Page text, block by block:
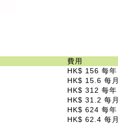
費用
HK$ 156 每年
HK$ 15.6 每月
HK$ 312 每年
HK$ 31.2 每月
HK$ 624 每年
HK$ 62.4 每月